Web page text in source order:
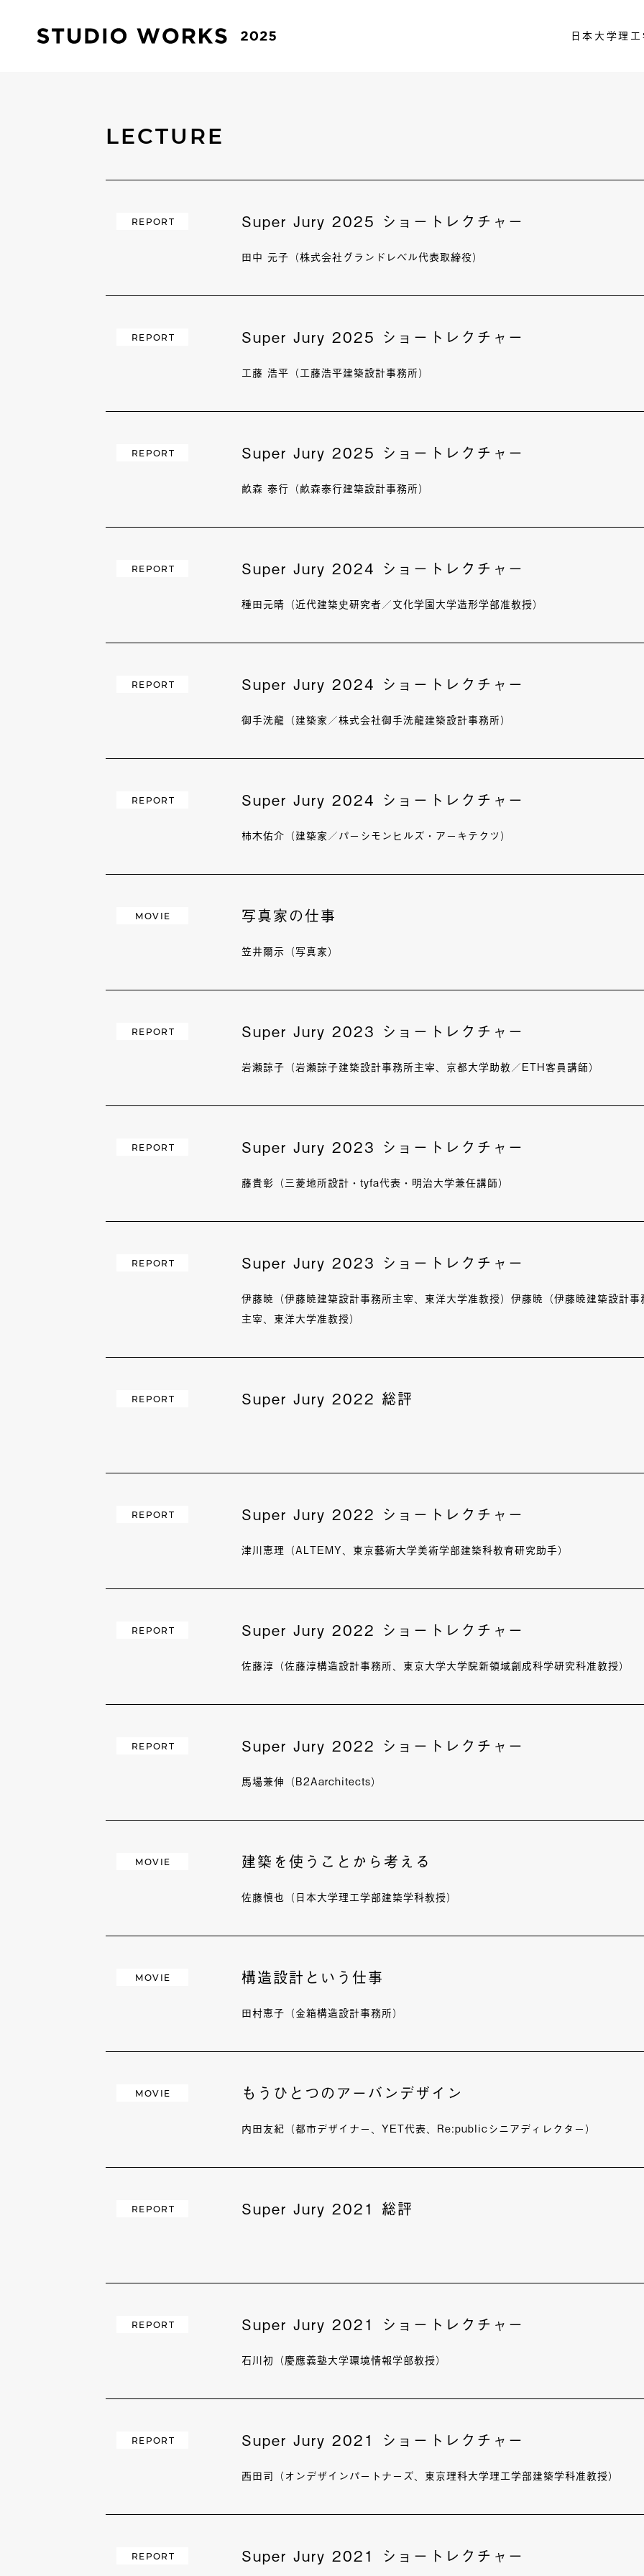
日本大学理
LECTURE
Super Jury 2025 ショートレクチャー
田中 元子（株式会社グランドレベル代表取締役）
REPORT
Super Jury 2025 ショートレクチャー
工藤 浩平（工藤浩平建築設計事務所）
REPORT
Super Jury 2025 ショートレクチャー
畝森 泰行（畝森泰行建築設計事務所）
REPORT
Super Jury 2024 ショートレクチャー
種田元晴（近代建築史研究者／文化学園大学造形学部准教授）
REPORT
Super Jury 2024 ショートレクチャー
御手洗龍（建築家／株式会社御手洗龍建築設計事務所）
REPORT
Super Jury 2024 ショートレクチャー
柿木佑介（建築家／パーシモンヒルズ・アーキテクツ）
REPORT
写真家の仕事
笠井爾示（写真家）
MOVIE
Super Jury 2023 ショートレクチャー
岩瀬諒子（岩瀬諒子建築設計事務所主宰、京都大学助教／ETH客員講師）
REPORT
Super Jury 2023 ショートレクチャー
藤貴彰（三菱地所設計・tyfa代表・明治大学兼任講師）
REPORT
Super Jury 2023 ショートレクチャー
伊藤暁（伊藤暁建築設計事務所主宰、東洋大学准教授）伊藤暁（伊藤暁建築設計事
主宰、東洋大学准教授）
REPORT
Super Jury 2022 総評
REPORT
Super Jury 2022 ショートレクチャー
津川恵理（ALTEMY、東京藝術大学美術学部建築科教育研究助手）
REPORT
Super Jury 2022 ショートレクチャー
佐藤淳（佐藤淳構造設計事務所、東京大学大学院新領域創成科学研究科准教授）
REPORT
Super Jury 2022 ショートレクチャー
馬場兼伸（B2Aarchitects）
REPORT
建築を使うことから考える
佐藤慎也（日本大学理工学部建築学科教授）
MOVIE
構造設計という仕事
田村恵子（金箱構造設計事務所）
MOVIE
もうひとつのアーバンデザイン
内田友紀（都市デザイナー、YET代表、Re:publicシニアディレクター）
MOVIE
Super Jury 2021 総評
REPORT
Super Jury 2021 ショートレクチャー
石川初（慶應義塾大学環境情報学部教授）
REPORT
Super Jury 2021 ショートレクチャー
西田司（オンデザインパートナーズ、東京理科大学理工学部建築学科准教授）
REPORT
Super Jury 2021 ショートレクチャー
REPORT